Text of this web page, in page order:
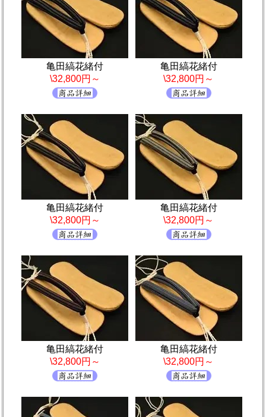
亀田縞花緒付
\32,800円～
亀田縞花緒付
\32,800円～
亀田縞花緒付
\32,800円～
亀田縞花緒付
\32,800円～
亀田縞花緒付
\32,800円～
亀田縞花緒付
\32,800円～